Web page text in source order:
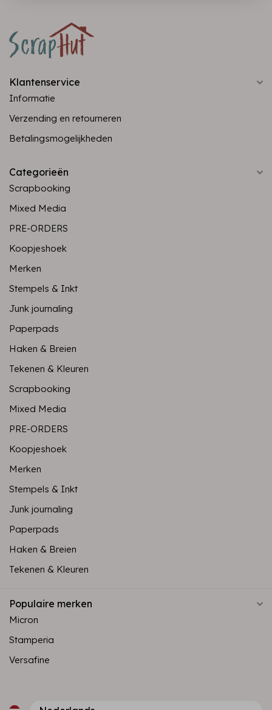
Klantenservice
Informatie
Verzending en retourneren
Betalingsmogelijkheden
Categorieën
Scrapbooking
Mixed Media
PRE-ORDERS
Koopjeshoek
Merken
Stempels & Inkt
Junk journaling
Paperpads
Haken & Breien
Tekenen & Kleuren
Scrapbooking
Mixed Media
PRE-ORDERS
Koopjeshoek
Merken
Stempels & Inkt
Junk journaling
Paperpads
Haken & Breien
Tekenen & Kleuren
Populaire merken
Micron
Stamperia
Versafine